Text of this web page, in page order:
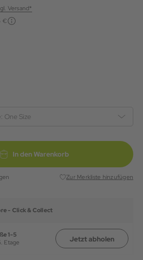
Versand*
€
One Size
In den Warenkorb
Zur Merkliste hinzufügen
- Click & Collect
1-5
Etage Jetzt abholen